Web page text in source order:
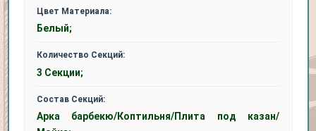
Цвет Материала:
Белый;
Количество Секций:
3 Секции;
Состав Секций:
Арка барбекю/Коптильня/Плита под казан/